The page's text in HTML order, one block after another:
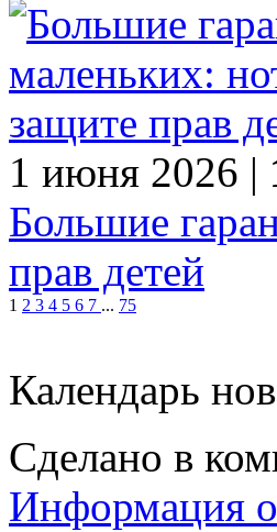
1 июня 2026 |
Большие
прав детей
1 2 3 4 5 6 7 ... 75
Календарь
Сделано в
Информация о